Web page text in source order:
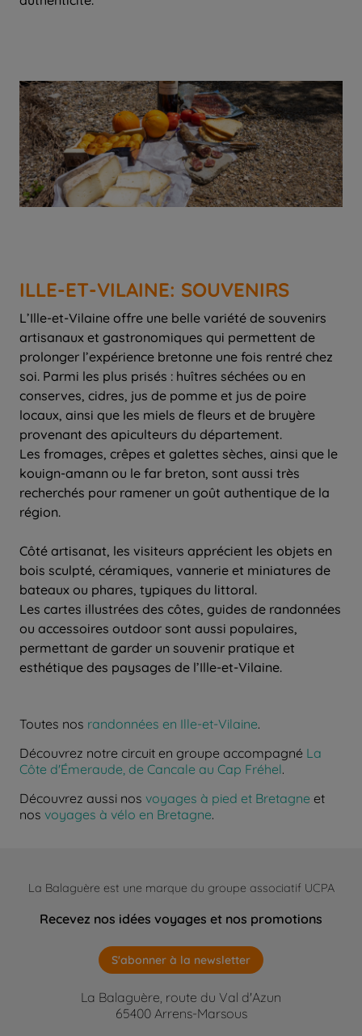
ILLE-ET-VILAINE: SOUVENIRS
L’Ille-et-Vilaine offre une belle variété de souvenirs
artisanaux et gastronomiques qui permettent de
prolonger l’expérience bretonne une fois rentré chez
soi. Parmi les plus prisés : huîtres séchées ou en
conserves, cidres, jus de pomme et jus de poire
locaux, ainsi que les miels de fleurs et de bruyère
provenant des apiculteurs du département.
Les fromages, crêpes et galettes sèches, ainsi que le
kouign-amann ou le far breton, sont aussi très
recherchés pour ramener un goût authentique de la
région.
Côté artisanat, les visiteurs apprécient les objets en
bois sculpté, céramiques, vannerie et miniatures de
bateaux ou phares, typiques du littoral.
Les cartes illustrées des côtes, guides de randonnées
ou accessoires outdoor sont aussi populaires,
permettant de garder un souvenir pratique et
esthétique des paysages de l’Ille-et-Vilaine.
Toutes nos randonnées en Ille-et-Vilaine.
Découvrez notre circuit en groupe accompagné La
Côte d'Émeraude, de Cancale au Cap Fréhel.
Découvrez aussi nos voyages à pied et Bretagne et
nos voyages à vélo en Bretagne.
La Balaguère est une marque du groupe associatif UCPA
Recevez nos idées voyages et nos promotions
S'abonner à la newsletter
La Balaguère, route du Val d'Azun
65400 Arrens-Marsous